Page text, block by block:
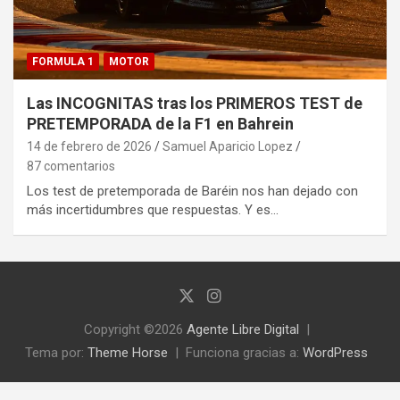
FORMULA 1 MOTOR
Las INCOGNITAS tras los PRIMEROS TEST de
PRETEMPORADA de la F1 en Bahrein
14 de febrero de 2026
Samuel Aparicio Lopez
87 comentarios
Los test de pretemporada de Baréin nos han dejado con
más incertidumbres que respuestas. Y es…
Copyright ©2026 Agente Libre Digital
Tema por: Theme Horse Funciona gracias a: WordPress